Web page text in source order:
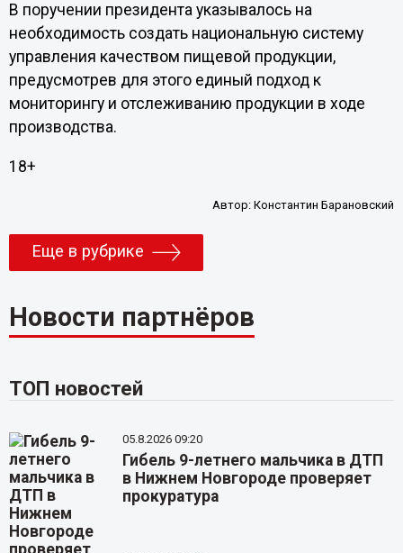
В поручении президента указывалось на
необходимость создать национальную систему
управления качеством пищевой продукции,
предусмотрев для этого единый подход к
мониторингу и отслеживанию продукции в ходе
производства.
18+
Автор:Константин Барановский
Еще в рубрике
Новости партнёров
ТОП новостей
05.8.2026 09:20
Гибель 9-летнего мальчика в ДТП
в Нижнем Новгороде проверяет
прокуратура